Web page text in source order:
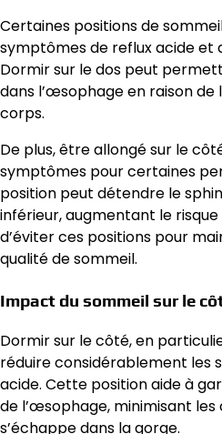
Certaines positions de
symptômes de reflux acide et
Dormir sur le dos peut
dans l’œsophage en raison
corps.
De plus, être allongé sur le
symptômes pour certaines
position peut détendre le
inférieur, augmentant le
d’éviter ces positions pour
qualité de sommeil.
Impact du sommeil sur le
Dormir sur le côté, en
réduire considérablement les
acide. Cette position aide à
de l’œsophage, minimisant les
s’échappe dans la gorge.